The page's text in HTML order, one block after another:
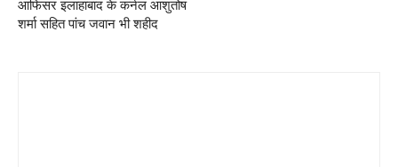
आफिसर इलाहाबाद के कर्नल आशुतोष
शर्मा सहित पांच जवान भी शहीद